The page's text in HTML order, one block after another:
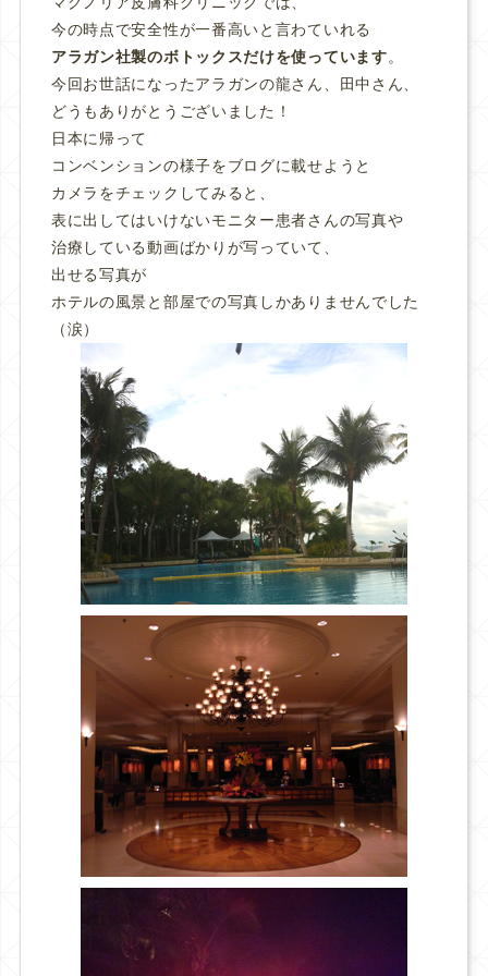
今の時点で安全性が一番高いと言わていれる
アラガン社製のボトックスだけを使っています。
今回お世話になったアラガンの龍さん、田中さん、
どうもありがとうございました！
日本に帰って
コンベンションの様子をブログに載せようと
カメラをチェックしてみると、
表に出してはいけないモニター患者さんの写真や
治療している動画ばかりが写っていて、
出せる写真が
ホテルの風景と部屋での写真しかありませんでした
（涙）